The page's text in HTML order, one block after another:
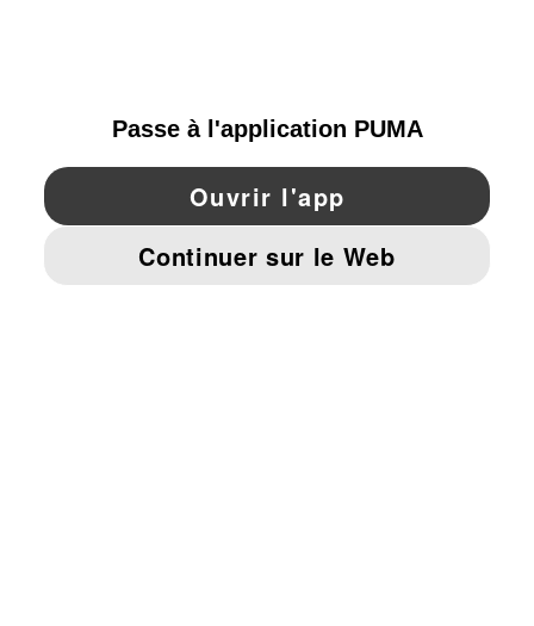
YouTube Twitter Pinterest
MENTIONS ET DONNÉES LÉGALES